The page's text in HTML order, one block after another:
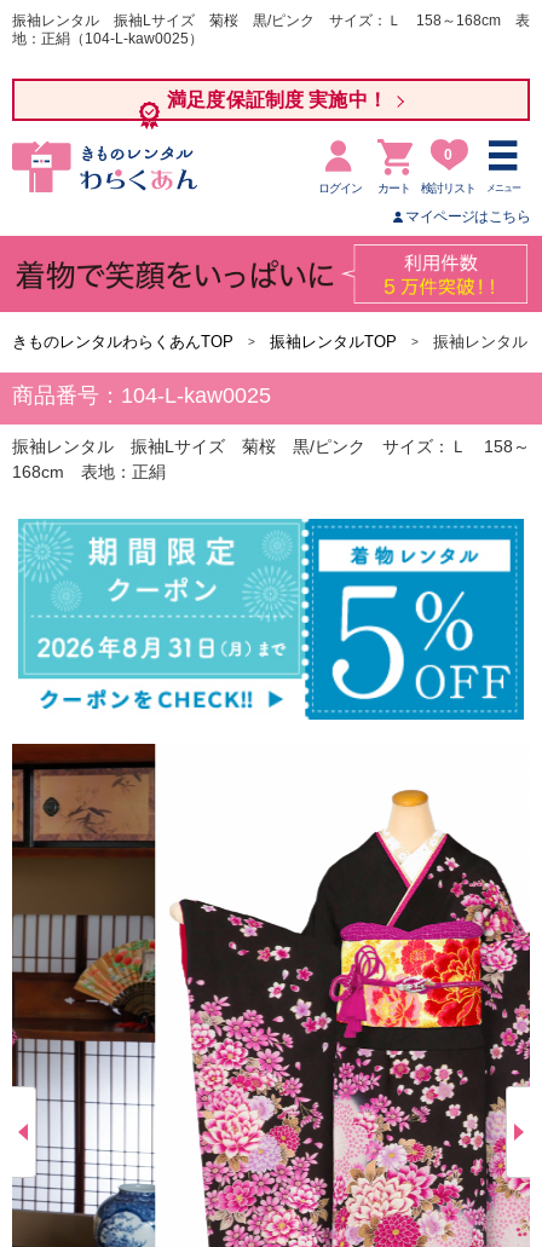
振袖レンタル 振袖Lサイズ 菊桜 黒/ピンク サイズ：Ｌ 158～168cm 表
地：正絹（104-L-kaw0025）
満足度保証制度 実施中！
ログイン カート
0
検討リスト メニュー
マイページはこちら
きものレンタルわらくあんTOP 振袖レンタルTOP 振袖レンタ
商品番号：104-L-kaw0025
振袖レンタル 振袖Lサイズ 菊桜 黒/ピンク サイズ：Ｌ 158～
168cm 表地：正絹